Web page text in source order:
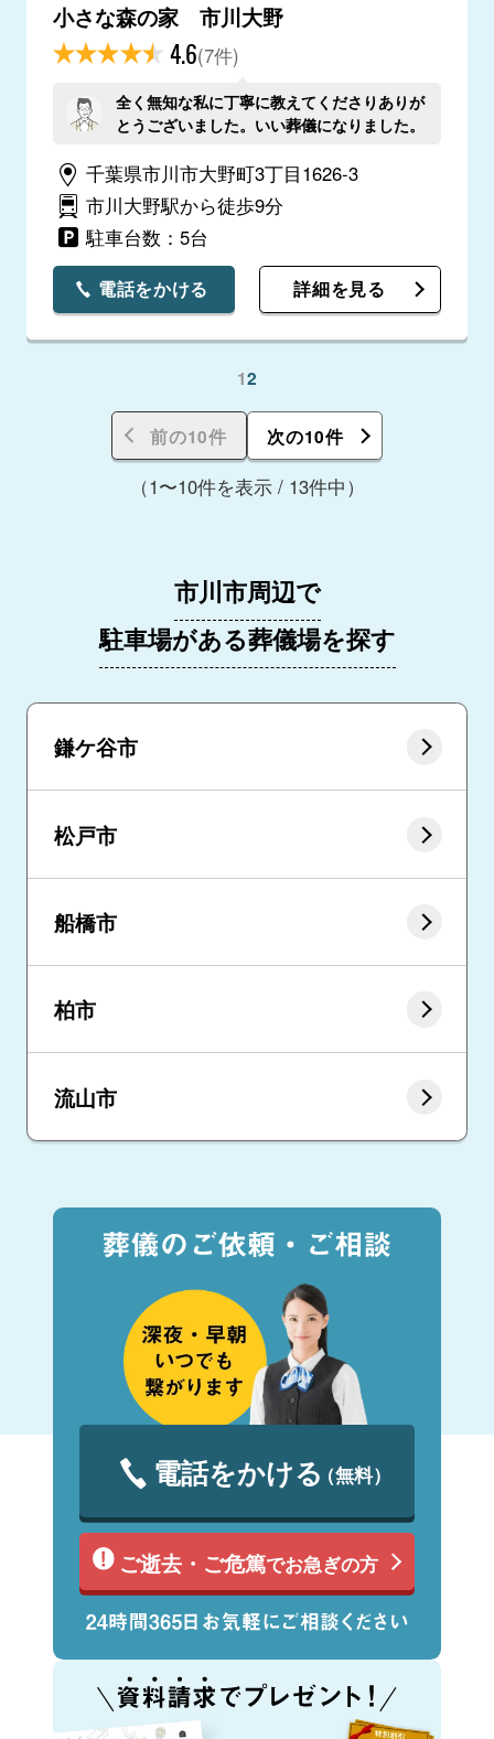
小さな森の家 市川大野
4.6(7件)
全く無知な私に丁寧に教えてくださりありが
とうございました。いい葬儀になりました。
千葉県市川市大野町3丁目1626-3
市川大野駅から徒歩9分
駐車台数：5台
電話をかける 詳細を見る
12
前の10件 次の10件
（1〜10件を表示 / 13件中）
市川市周辺で
駐車場がある葬儀場を探す
鎌ケ谷市
松戸市
船橋市
柏市
流山市
電話をかける（無料）
ご逝去・ご危篤でお急ぎの方